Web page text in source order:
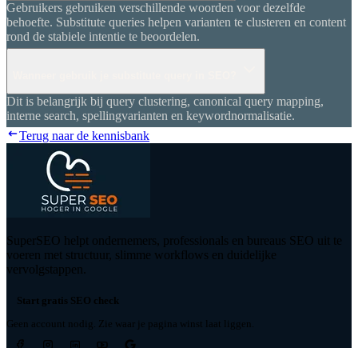
Gebruikers gebruiken verschillende woorden voor dezelfde
behoefte. Substitute queries helpen varianten te clusteren en content
rond de stabiele intentie te beoordelen.
Dit is belangrijk bij query clustering, canonical query mapping,
interne search, spellingvarianten en keywordnormalisatie.
Terug naar de kennisbank
SuperSEO helpt ondernemers, professionals en bureaus SEO uit te
voeren met structuur, slimme workflows en duidelijke
vervolgstappen.
Start gratis SEO check
Geen account nodig. Zie waar je pagina winst laat liggen.